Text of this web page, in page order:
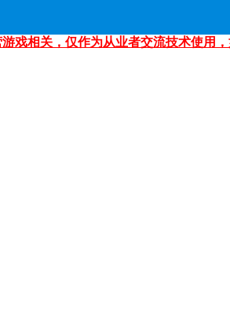
戏相关，仅作为从业者交流技术使用